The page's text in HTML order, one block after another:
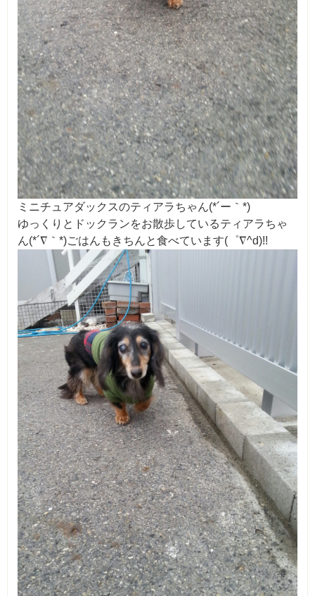
ミニチュアダックスのティアラちゃん(*´ー｀*)
ゆっくりとドックランをお散歩しているティアラちゃ
ん(*´∇｀*)ごはんもきちんと食べています(゜∇^d)!!